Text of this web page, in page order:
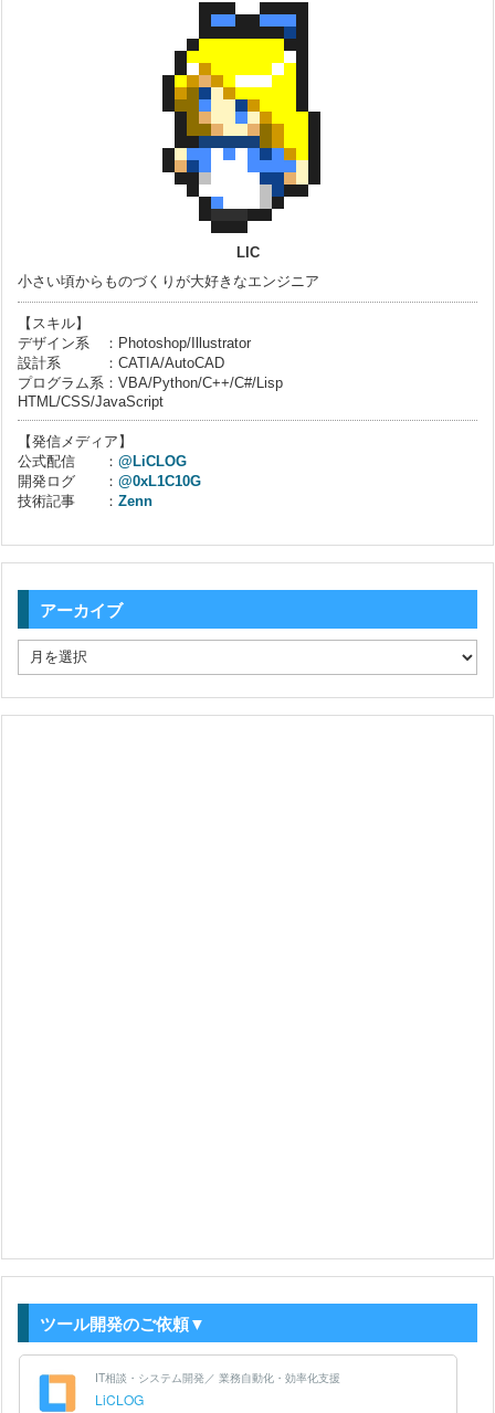
LIC
小さい頃からものづくりが大好きなエンジニア
【スキル】
デザイン系 ：Photoshop/Illustrator
設計系 ：CATIA/AutoCAD
プログラム系：VBA/Python/C++/C#/Lisp
HTML/CSS/JavaScript
【発信メディア】
公式配信 ： @LiCLOG
開発ログ ： @0xL1C10G
技術記事 ： Zenn
アーカイブ
ツール開発のご依頼▼